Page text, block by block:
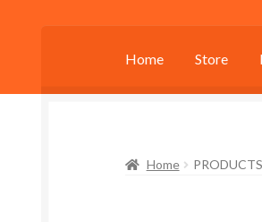
Home Store
Home